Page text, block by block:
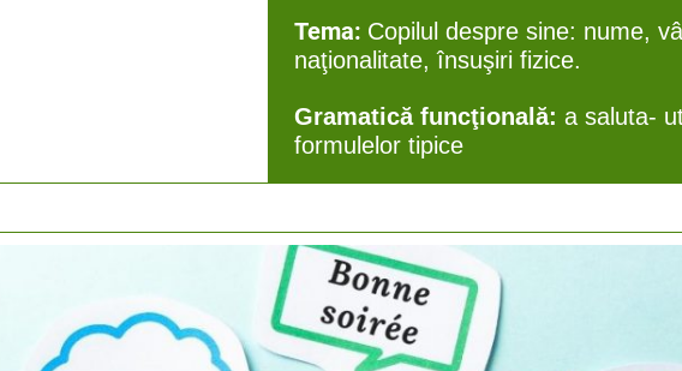
Tema: Copilul despre sine: nume,
naţionalitate, însuşiri fizice.
Gramatică funcţională:a saluta-
formulelor tipice